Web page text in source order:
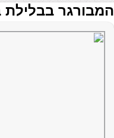
המבורגר